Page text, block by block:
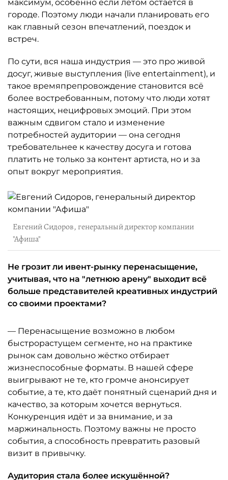
максимум, особенно если летом остаётся в
городе. Поэтому люди начали планировать его
как главный сезон впечатлений, поездок и
встреч.
По сути, вся наша индустрия — это про живой
досуг, живые выступления (live entertainment), и
такое времяпрепровождение становится всё
более востребованным, потому что люди хотят
настоящих, нецифровых эмоций. При этом
важным сдвигом стало и изменение
потребностей аудитории — она сегодня
требовательнее к качеству досуга и готова
платить не только за контент артиста, но и за
опыт вокруг мероприятия.
Евгений Сидоров, генеральный директор компании
"Афиша"
Не грозит ли ивент-рынку перенасыщение,
учитывая, что на "летнюю арену" выходит всё
больше представителей креативных индустрий
со своими проектами?
— Перенасыщение возможно в любом
быстрорастущем сегменте, но на практике
рынок сам довольно жёстко отбирает
жизнеспособные форматы. В нашей сфере
выигрывают не те, кто громче анонсирует
событие, а те, кто даёт понятный сценарий дня и
качество, за которым хочется вернуться.
Конкуренция идёт и за внимание, и за
маржинальность. Поэтому важны не просто
события, а способность превратить разовый
визит в привычку.
Аудитория стала более искушённой?